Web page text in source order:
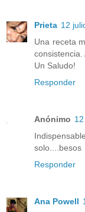
Prieta 12
Una receta
consistencia.
Un Saludo!
Responder
Anónimo
solo....besos
Responder
Ana Powell